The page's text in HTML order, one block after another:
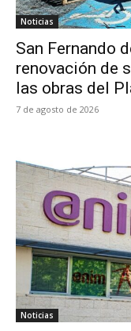
Noticias
San Fernando
renovación de
las obras del
7 de agosto de 2026
Noticias